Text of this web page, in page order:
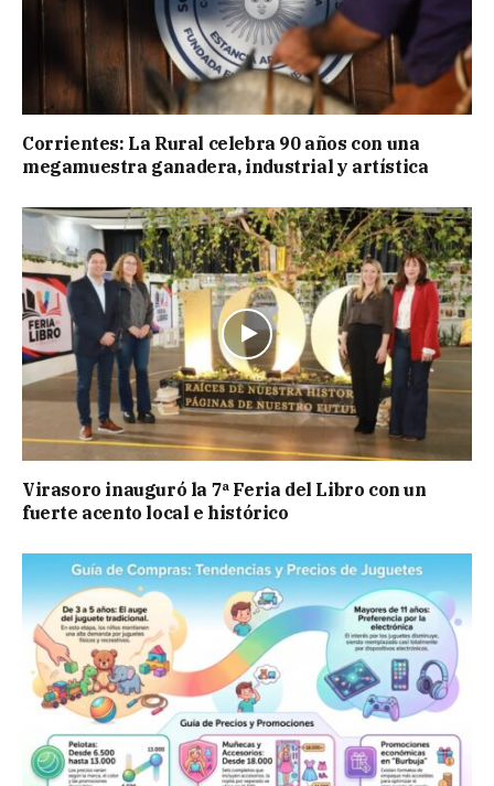
Corrientes: La Rural celebra 90 años con una
megamuestra ganadera, industrial y artística
Virasoro inauguró la 7ª Feria del Libro con un
fuerte acento local e histórico